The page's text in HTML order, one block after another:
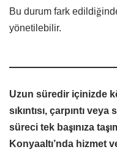
Bu durum fark
yönetilebilir.
Uzun süredir içinizde
sıkıntısı, çarpıntı
süreci tek başınıza
Konyaaltı’nda hizmet